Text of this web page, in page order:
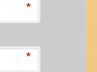
*
*